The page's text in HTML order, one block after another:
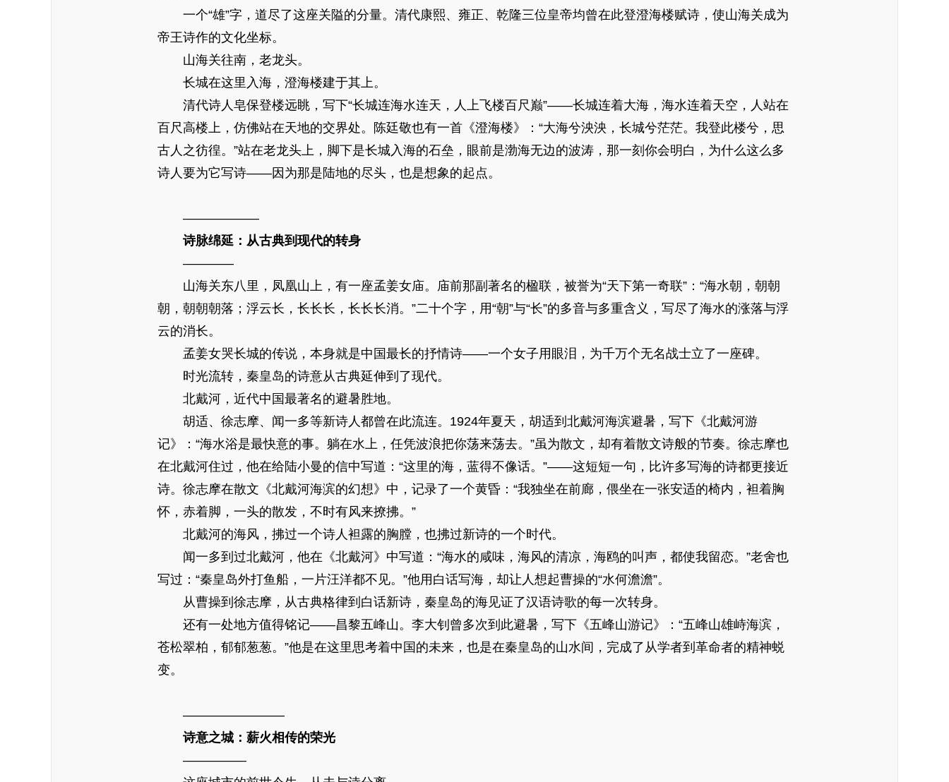
一个“雄”字，道尽了这座关隘的分量。清代康熙、雍正、乾隆三位皇帝均曾在此登澄海楼赋诗，使山海关成为
帝王诗作的文化坐标。
山海关往南，老龙头。
长城在这里入海，澄海楼建于其上。
清代诗人皂保登楼远眺，写下“长城连海水连天，人上飞楼百尺巅”——长城连着大海，海水连着天空，人站在
百尺高楼上，仿佛站在天地的交界处。陈廷敬也有一首《澄海楼》：“大海兮泱泱，长城兮茫茫。我登此楼兮，思
古人之彷徨。”站在老龙头上，脚下是长城入海的石垒，眼前是渤海无边的波涛，那一刻你会明白，为什么这么多
诗人要为它写诗——因为那是陆地的尽头，也是想象的起点。
——————
诗脉绵延：从古典到现代的转身
————
山海关东八里，凤凰山上，有一座孟姜女庙。庙前那副著名的楹联，被誉为“天下第一奇联”：“海水朝，朝朝
朝，朝朝朝落；浮云长，长长长，长长长消。”二十个字，用“朝”与“长”的多音与多重含义，写尽了海水的涨落与浮
云的消长。
孟姜女哭长城的传说，本身就是中国最长的抒情诗——一个女子用眼泪，为千万个无名战士立了一座碑。
时光流转，秦皇岛的诗意从古典延伸到了现代。
北戴河，近代中国最著名的避暑胜地。
胡适、徐志摩、闻一多等新诗人都曾在此流连。1924年夏天，胡适到北戴河海滨避暑，写下《北戴河游
记》：“海水浴是最快意的事。躺在水上，任凭波浪把你荡来荡去。”虽为散文，却有着散文诗般的节奏。徐志摩也
在北戴河住过，他在给陆小曼的信中写道：“这里的海，蓝得不像话。”——这短短一句，比许多写海的诗都更接近
诗。徐志摩在散文《北戴河海滨的幻想》中，记录了一个黄昏：“我独坐在前廊，偎坐在一张安适的椅内，袒着胸
怀，赤着脚，一头的散发，不时有风来撩拂。”
北戴河的海风，拂过一个诗人袒露的胸膛，也拂过新诗的一个时代。
闻一多到过北戴河，他在《北戴河》中写道：“海水的咸味，海风的清凉，海鸥的叫声，都使我留恋。”老舍也
写过：“秦皇岛外打鱼船，一片汪洋都不见。”他用白话写海，却让人想起曹操的“水何澹澹”。
从曹操到徐志摩，从古典格律到白话新诗，秦皇岛的海见证了汉语诗歌的每一次转身。
还有一处地方值得铭记——昌黎五峰山。李大钊曾多次到此避暑，写下《五峰山游记》：“五峰山雄峙海滨，
苍松翠柏，郁郁葱葱。”他是在这里思考着中国的未来，也是在秦皇岛的山水间，完成了从学者到革命者的精神蜕
变。
————————
诗意之城：薪火相传的荣光
—————